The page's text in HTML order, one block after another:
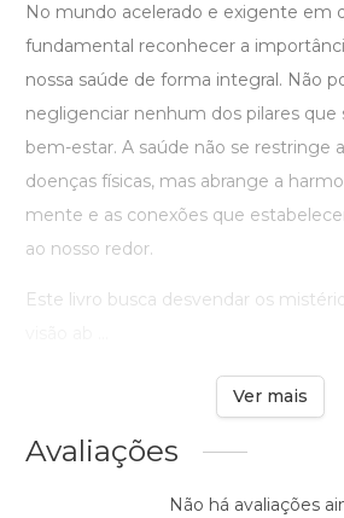
No mundo acelerado e exigente em
fundamental reconhecer a
nossa saúde de forma integral. Não
negligenciar nenhum dos pilares
bem-estar. A saúde não se restringe
doenças físicas, mas abrange a
mente e as conexões que
ao nosso redor.
Este livro busca desvendar os
Ver mais
Avaliações
Não há avaliações